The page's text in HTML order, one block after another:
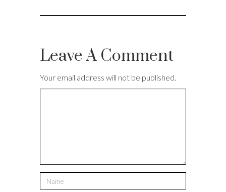
Leave A Comment
Your email address will not be published.